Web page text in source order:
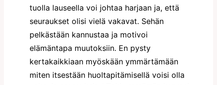
tuolla lauseella voi johtaa harjaan ja, että
seuraukset olisi vielä vakavat. Sehän
pelkästään kannustaa ja motivoi
elämäntapa muutoksiin. En pysty
kertakaikkiaan myöskään ymmärtämään
miten itsestään huoltapitämisellä voisi olla